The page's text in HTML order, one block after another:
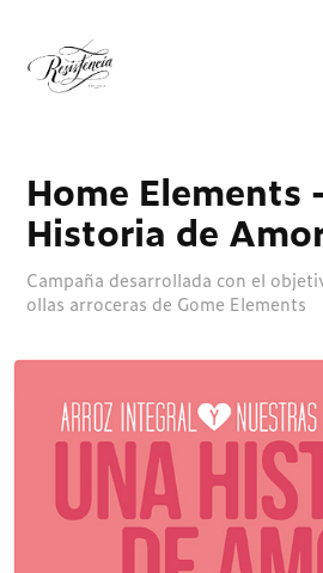
Home Elements
Historia de
Campaña desarrollada con el
ollas arroceras de Gome Elements